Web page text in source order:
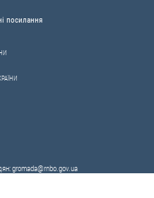
посилання
gromada@rnbo.gov.ua